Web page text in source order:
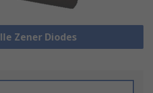
Zener Diodes